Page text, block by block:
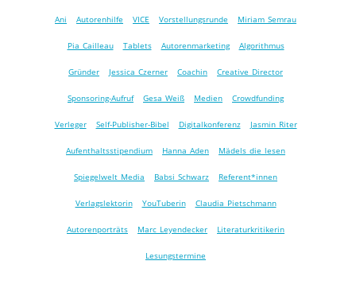
Ani Autorenhilfe VICE Vorstellungsrunde Miriam Semrau
Pia Cailleau Tablets Autorenmarketing Algorithmus
Gründer Jessica Czerner Coachin Creative Director
Sponsoring-Aufruf Gesa Weiß Medien Crowdfunding
Verleger Self-Publisher-Bibel Digitalkonferenz Jasmin Riter
Aufenthaltsstipendium Hanna Aden Mädels die lesen
Spiegelwelt Media Babsi Schwarz Referent*innen
Verlagslektorin YouTuberin Claudia Pietschmann
Autorenporträts Marc Leyendecker Literaturkritikerin
Lesungstermine